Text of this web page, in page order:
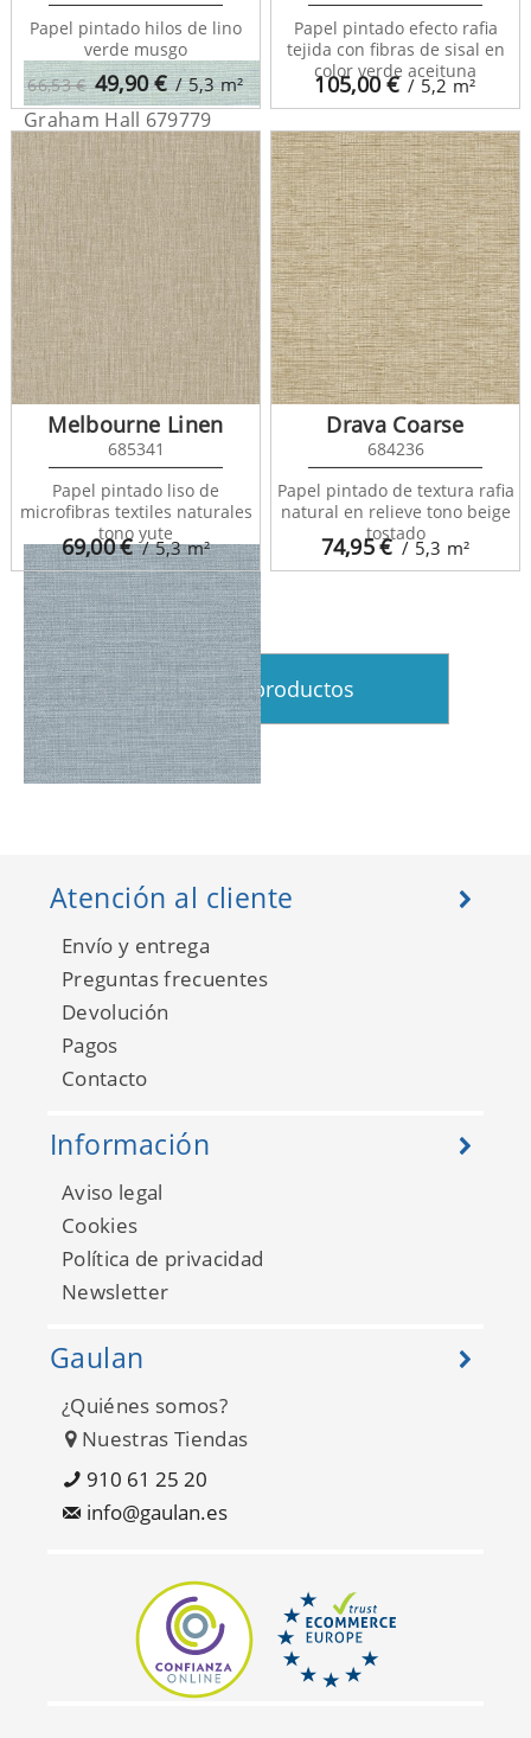
Graham Hall 679779
Graham Hall 680759
Graham Hall 681931
66,53 € 49,90€ / 5,3m²
Papel pintado hilos de lino
verde musgo
105,00€ / 5,2 m²
Papel pintado efecto rafia
tejida con fibras de sisal en
color verde aceituna
69,00€ / 5,3m²
Melbourne Linen
685341
Papel pintado liso de
microfibras textiles naturales
tono yute
74,95€ / 5,3 m²
Drava Coarse
684236
Papel pintado de textura rafia
natural en relieve tono beige
tostado
Ver más productos
Atención al cliente
Envío y entrega
Preguntas frecuentes
Devolución
Pagos
Contacto
Información
Aviso legal
Cookies
Política de privacidad
Newsletter
Gaulan
¿Quiénes somos?
Nuestras Tiendas
910 61 25 20
info@gaulan.es